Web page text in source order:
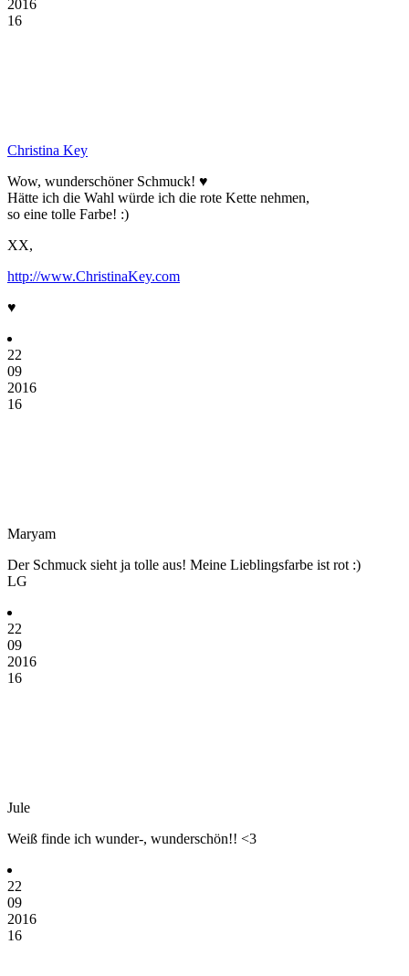
2016
16
Christina Key
Wow, wunderschöner Schmuck! ♥
Hätte ich die Wahl würde ich die rote Kette nehmen,
so eine tolle Farbe! :)
XX,
http://www.ChristinaKey.com
♥
22
09
2016
16
Maryam
Der Schmuck sieht ja tolle aus! Meine Lieblingsfarbe ist rot :)
LG
22
09
2016
16
Jule
Weiß finde ich wunder-, wunderschön!! <3
22
09
2016
16